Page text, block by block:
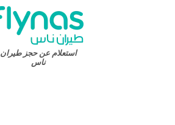
استعلام عن حجز طيران
ناس